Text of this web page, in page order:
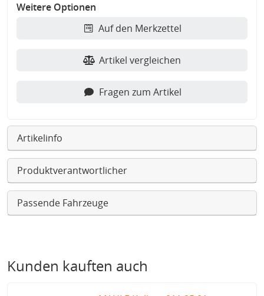
Weitere Optionen
Auf den Merkzettel
Artikel vergleichen
Fragen zum Artikel
Artikelinfo
Produktverantwortlicher
Passende Fahrzeuge
Kunden kauften auch